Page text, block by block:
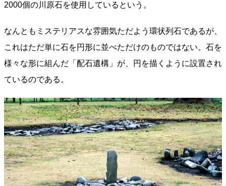
2000個の川原石を使用しているという。
なんともミステリアスな雰囲気ただよう環状列石であるが、
これはただ単に石を円形に並べただけのものではない。石を
様々な形に組んだ「配石遺構」が、円を描くように設置され
ているのである。